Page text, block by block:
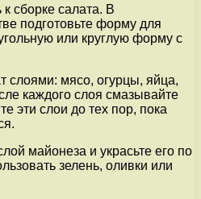
сборке салата. В
подготовьте форму для
или круглую форму с
слоями: мясо, огурцы, яйца,
каждого слоя смазывайте
эти слои до тех пор, пока
майонеза и украсьте его по
зелень, оливки или